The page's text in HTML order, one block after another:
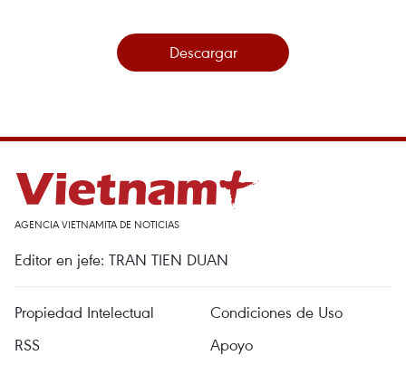
Descargar
AGENCIA VIETNAMITA DE NOTICIAS
Editor en jefe: TRAN TIEN DUAN
Propiedad Intelectual
Condiciones de Uso
RSS
Apoyo